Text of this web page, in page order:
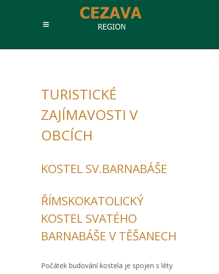
TURISTICKÉ
ZAJÍMAVOSTI V
OBCÍCH
KOSTEL SV.BARNABÁŠE
ŘÍMSKOKATOLICKÝ
KOSTEL SVATÉHO
BARNABÁŠE V TĚŠANECH
Počátek budování kostela je spojen s léty